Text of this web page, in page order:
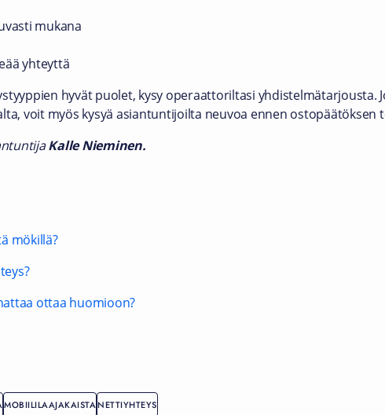
mukana
yhteyttä
hyvät puolet, kysy operaattoriltasi yhdistelmätarjousta.
voit myös kysyä asiantuntijoilta neuvoa ennen ostopäätöksen
Kalle Nieminen.
mökillä?
ottaa huomioon?
MOBIILILAAJAKAISTANETTIYHTEYS